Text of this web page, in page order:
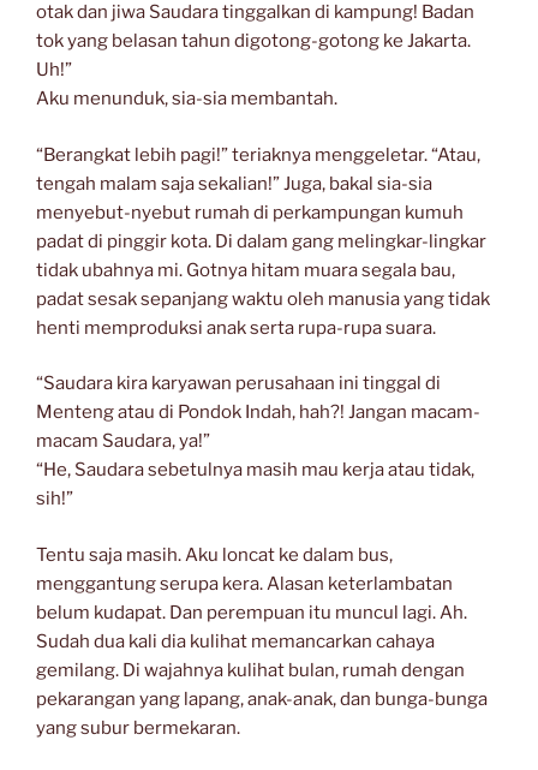
otak dan jiwa Saudara tinggalkan di kampung! Badan
tok yang belasan tahun digotong-gotong ke Jakarta.
Uh!”
Aku menunduk, sia-sia membantah.
“Berangkat lebih pagi!” teriaknya menggeletar. “Atau,
tengah malam saja sekalian!” Juga, bakal sia-sia
menyebut-nyebut rumah di perkampungan kumuh
padat di pinggir kota. Di dalam gang melingkar-lingkar
tidak ubahnya mi. Gotnya hitam muara segala bau,
padat sesak sepanjang waktu oleh manusia yang tidak
henti memproduksi anak serta rupa-rupa suara.
“Saudara kira karyawan perusahaan ini tinggal di
Menteng atau di Pondok Indah, hah?! Jangan macam-
macam Saudara, ya!”
“He, Saudara sebetulnya masih mau kerja atau tidak,
sih!”
Tentu saja masih. Aku loncat ke dalam bus,
menggantung serupa kera. Alasan keterlambatan
belum kudapat. Dan perempuan itu muncul lagi. Ah.
Sudah dua kali dia kulihat memancarkan cahaya
gemilang. Di wajahnya kulihat bulan, rumah dengan
pekarangan yang lapang, anak-anak, dan bunga-bunga
yang subur bermekaran.